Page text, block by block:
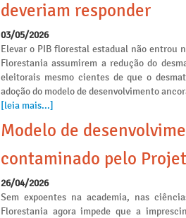
deveriam responder
03/05/2026
Elevar o PIB florestal estadual não entrou
Florestania assumirem a redução do
eleitorais mesmo cientes de que o
adoção do modelo de desenvolvimento
[leia mais...]
Modelo de
contaminado pelo
26/04/2026
Sem expoentes na academia, nas
Florestania agora impede que a